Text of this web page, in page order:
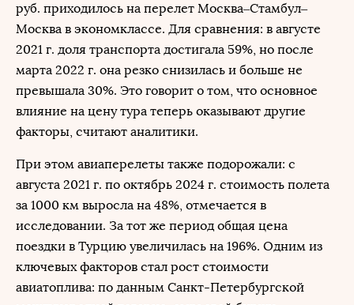
руб. приходилось на перелет Москва–Стамбул–
Москва в экономклассе. Для сравнения: в августе
2021 г. доля транспорта достигала 59%, но после
марта 2022 г. она резко снизилась и больше не
превышала 30%. Это говорит о том, что основное
влияние на цену тура теперь оказывают другие
факторы, считают аналитики.
При этом авиаперелеты также подорожали: с
августа 2021 г. по октябрь 2024 г. стоимость полета
за 1000 км выросла на 48%, отмечается в
исследовании. За тот же период общая цена
поездки в Турцию увеличилась на 196%. Одним из
ключевых факторов стал рост стоимости
авиатоплива: по данным Санкт-Петербургской